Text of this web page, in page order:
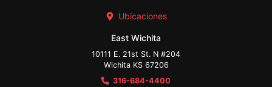
Ubicaciones
East Wichita
10111 E. 21st St. N #204
Wichita KS 67206
316-684-4400